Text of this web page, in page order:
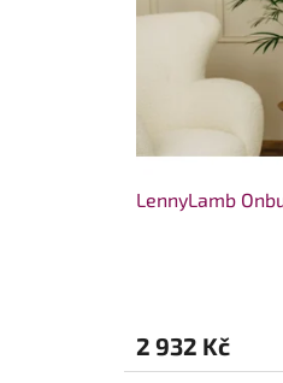
LennyLamb
2 932 Kč